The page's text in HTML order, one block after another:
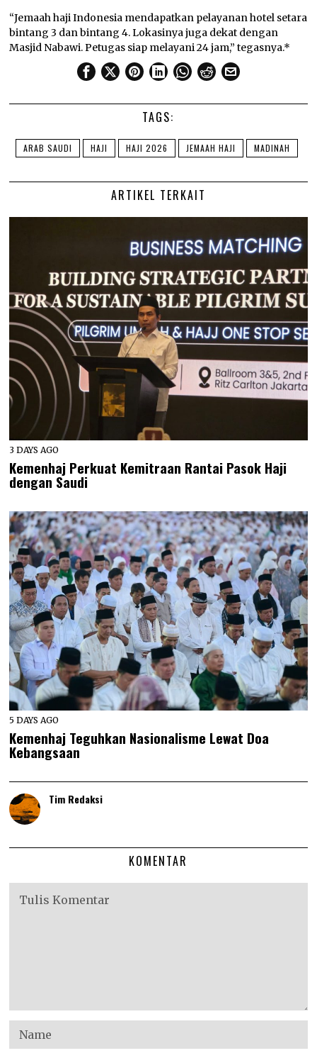
“Jemaah haji Indonesia mendapatkan pelayanan hotel setara
bintang 3 dan bintang 4. Lokasinya juga dekat dengan
Masjid Nabawi. Petugas siap melayani 24 jam,” tegasnya.*
TAGS:
ARAB SAUDI HAJI HAJI 2026 JEMAAH HAJI MADINAH
ARTIKEL TERKAIT
3 DAYS AGO
Kemenhaj Perkuat Kemitraan Rantai Pasok Haji
dengan Saudi
5 DAYS AGO
Kemenhaj Teguhkan Nasionalisme Lewat Doa
Kebangsaan
Tim Redaksi
KOMENTAR